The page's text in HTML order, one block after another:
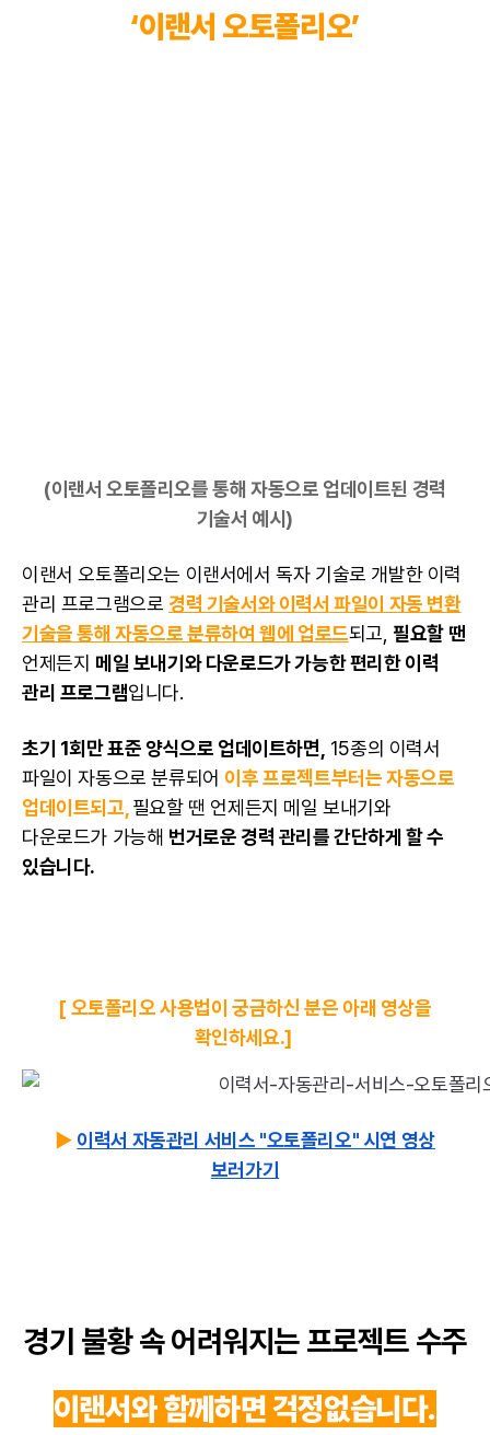
‘이랜서 오토폴리오’
(이랜서 오토폴리오를 통해 자동으로 업데이트된 경력
기술서 예시)
이랜서 오토폴리오는 이랜서에서 독자 기술로 개발한 이력
관리 프로그램으로 경력 기술서와이력서 파일이 자동 변환
기술을 통해 자동으로 분류하여 웹에 업로드되고, 필요할 땐
언제든지 메일 보내기와 다운로드가 가능한 편리한 이력
관리 프로그램입니다.
초기 1회만 표준 양식으로 업데이트하면, 15종의 이력서
파일이 자동으로 분류되어 이후 프로젝트부터는 자동으로
업데이트되고, 필요할 땐 언제든지 메일 보내기와
다운로드가 가능해 번거로운 경력 관리를 간단하게 할 수
있습니다.
[ 오토폴리오 사용법이 궁금하신 분은 아래 영상을
확인하세요.]
▶️ 이력서 자동관리 서비스 "오토폴리오" 시연 영상
보러가기
경기 불황 속 어려워지는 프로젝트 수주
이랜서와 함께하면 걱정없습니다.